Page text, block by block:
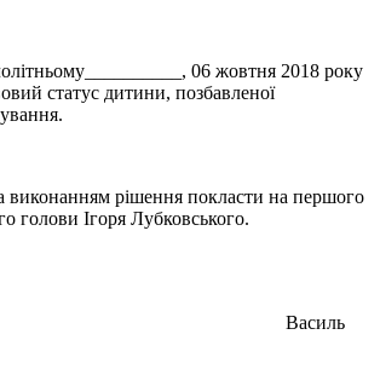
06 жовтня 2018 року
статус дитини, позбавленої
рішення покласти на першого
голови Ігоря Лубковського.
Василь